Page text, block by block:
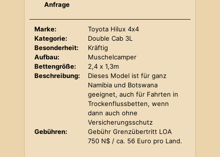
Anfrage
Marke:
Toyota Hilux 4x4
Kategorie:
Double Cab 3L
Besonderheit:
Kräftig
Aufbau:
Muschelcamper
Bettengröße:
2,4 x 1,3m
Beschreibung:
Dieses Model ist für ganz
Namibia und Botswana
geeignet, auch für Fahrten in
Trockenflussbetten, wenn
dann auch ohne
Versicherungsschutz
Gebühren:
Gebühr Grenzübertritt LOA
750 N$ / ca. 56 Euro pro Land.